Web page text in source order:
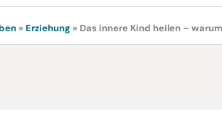
» Erziehung » Das innere Kind heilen –